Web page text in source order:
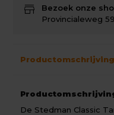
store
Bezoek onze
Provincialeweg
Productomschrijving
De Stedman Classic